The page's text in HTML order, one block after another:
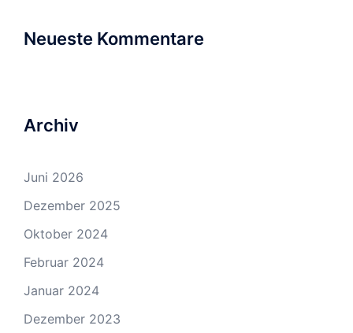
Neueste Kommentare
Archiv
Juni 2026
Dezember 2025
Oktober 2024
Februar 2024
Januar 2024
Dezember 2023